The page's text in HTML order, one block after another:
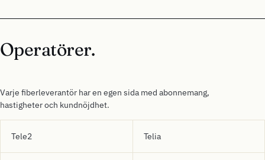
Operatörer.
Varje fiberleverantör har en egen sida med abonnemang,
hastigheter och kundnöjdhet.
Tele2 Telia